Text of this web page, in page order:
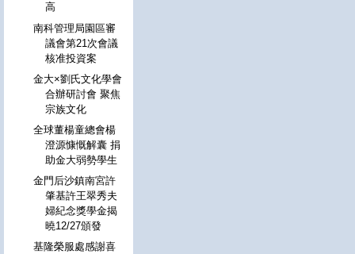
高
南科管理局園區審
議會第21次會議
核准投資案
金大×劉氏文化學會
合辦研討會 聚焦
宗族文化
全球董楊童總會楊
澄源慷慨解囊 捐
助金大弱勢學生
金門后沙鎮南宮許
肇基許王翠秀夫
婦紀念獎學金揭
曉12/27頒發
基隆榮服處感謝喜